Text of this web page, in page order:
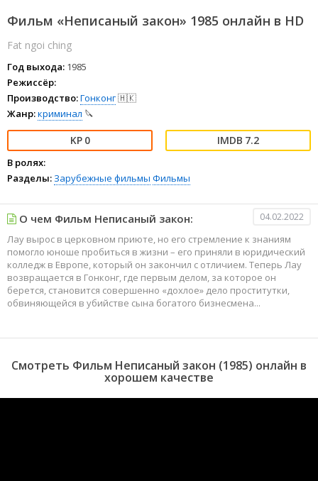
Фильм «Неписаный закон» 1985 онлайн в HD
Fat ngoi ching
Год выхода: 1985
Режиссёр:
Производство:Гонконг🇭🇰
Жанр:криминал 🔪
0 7.2
В ролях:
Разделы: Зарубежные фильмы Фильмы
О чем Фильм Неписаный закон: 04.02.2022
Лау вырос в церковном приюте, но его стремление к знаниям
помогло юноше пробиться в жизни – его приняли в юридический
колледж в Европе, который он закончил с отличием. Теперь Лау
возвращается в Гонконг, где первым делом, за которое он
берется, становится совершенно «дохлое» дело проститутки,
обвиняющейся в убийстве сына богатого бизнесмена...
Смотреть Фильм Неписаный закон (1985) онлайн в
хорошем качестве